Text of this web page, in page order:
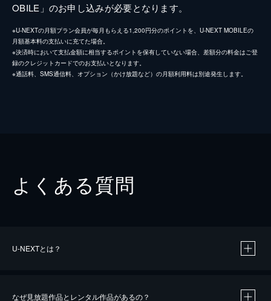
OBILE」のお申し込みが必要となります。
※U-NEXTの月額プラン会員が毎月もらえる1,200円分のポイントを、U-NEXT MOBILEの
月額基本料の支払いに充てた場合。
※決済時において支払金額に相当するポイントを保有していない場合、差額分の料金はご登
録のクレジットカードでのお支払いとなります。
※通話料、SMS通信料、オプション（かけ放題など）の月額利用料は別途発生します。
よくある質問
U-NEXTとは？
なぜ見放題作品とレンタル作品があるの？